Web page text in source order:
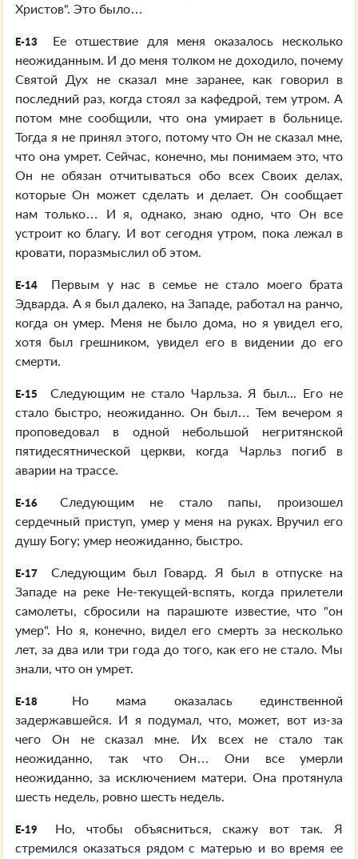
Христов". Это было…
E-13
Ее отшествие для меня оказалось несколько
неожиданным. И до меня толком не доходило, почему
Святой Дух не сказал мне заранее, как говорил в
последний раз, когда стоял за кафедрой, тем утром. А
потом мне сообщили, что она умирает в больнице.
Тогда я не принял этого, потому что Он не сказал мне,
что она умрет. Сейчас, конечно, мы понимаем это, что
Он не обязан отчитываться обо всех Своих делах,
которые Он может сделать и делает. Он сообщает
нам только… И я, однако, знаю одно, что Он все
устроит ко благу. И вот сегодня утром, пока лежал в
кровати, поразмыслил об этом.
E-14
Первым у нас в семье не стало моего брата
Эдварда. А я был далеко, на Западе, работал на ранчо,
когда он умер. Меня не было дома, но я увидел его,
хотя был грешником, увидел его в видении до его
смерти.
E-15
Следующим не стало Чарльза. Я был... Его не
стало быстро, неожиданно. Он был… Тем вечером я
проповедовал в одной небольшой негритянской
пятидесятнической церкви, когда Чарльз погиб в
аварии на трассе.
E-16
Следующим не стало папы, произошел
сердечный приступ, умер у меня на руках. Вручил его
душу Богу; умер неожиданно, быстро.
E-17
Следующим был Говард. Я был в отпуске на
Западе на реке Не-текущей-вспять, когда прилетели
самолеты, сбросили на парашюте известие, что "он
умер". Но я, конечно, видел его смерть за несколько
лет, за два или три года до того, как его не стало. Мы
знали, что он умрет.
E-18
Но мама оказалась единственной
задержавшейся. И я подумал, что, может, вот из-за
чего Он не сказал мне. Их всех не стало так
неожиданно, так что Он… Они все умерли
неожиданно, за исключением матери. Она протянула
шесть недель, ровно шесть недель.
E-19
Но, чтобы объясниться, скажу вот так. Я
стремился оказаться рядом с матерью и во время ее